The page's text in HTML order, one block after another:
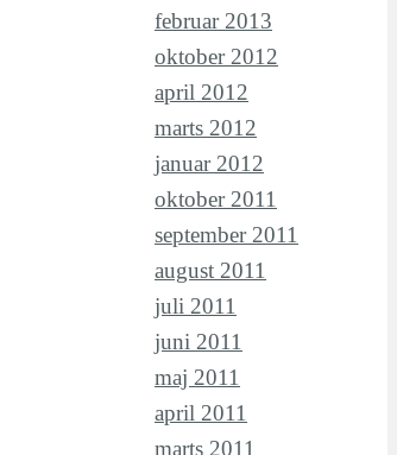
februar 2013
oktober 2012
april 2012
marts 2012
januar 2012
oktober 2011
september 2011
august 2011
juli 2011
juni 2011
maj 2011
april 2011
marts 2011